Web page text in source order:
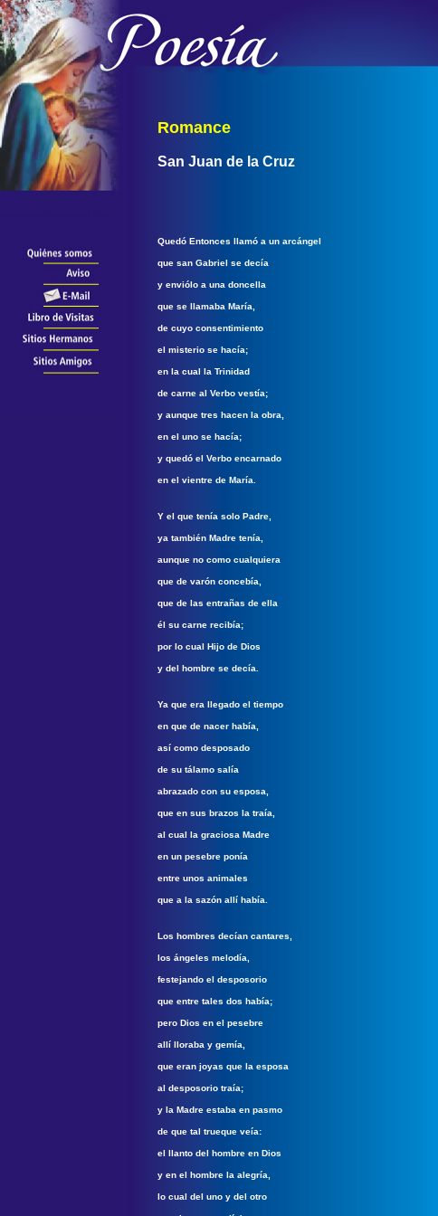
Romance
San Juan de la Cruz
Quedó Entonces llamó a un arcángel
que san Gabriel se decía
y enviólo a una doncella
que se llamaba María,
de cuyo consentimiento
el misterio se hacía;
en la cual la Trinidad
de carne al Verbo vestía;
y aunque tres hacen la obra,
en el uno se hacía;
y quedó el Verbo encarnado
en el vientre de María.
Y el que tenía solo Padre,
ya también Madre tenía,
aunque no como cualquiera
que de varón concebía,
que de las entrañas de ella
él su carne recibía;
por lo cual Hijo de Dios
y del hombre se decía.
Ya que era llegado el tiempo
en que de nacer había,
así como desposado
de su tálamo salía
abrazado con su esposa,
que en sus brazos la traía,
al cual la graciosa Madre
en un pesebre ponía
entre unos animales
que a la sazón allí había.
Los hombres decían cantares,
los ángeles melodía,
festejando el desposorio
que entre tales dos había;
pero Dios en el pesebre
allí lloraba y gemía,
que eran joyas que la esposa
al desposorio traía;
y la Madre estaba en pasmo
de que tal trueque veía:
el llanto del hombre en Dios
y en el hombre la alegría,
lo cual del uno y del otro